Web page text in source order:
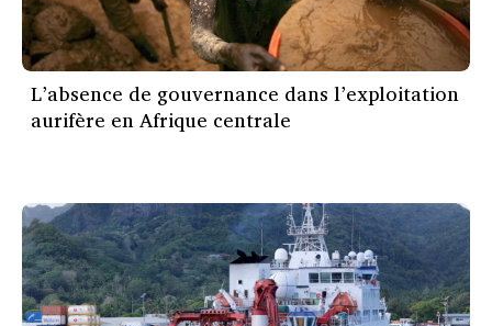
L’absence de gouvernance dans l’exploitation
aurifère en Afrique centrale